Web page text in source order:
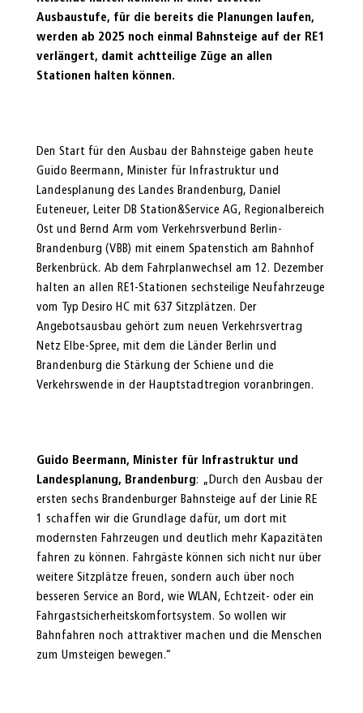
Ausbaustufe, für die bereits die Planungen laufen,
werden ab 2025 noch einmal Bahnsteige auf der RE1
verlängert, damit achtteilige Züge an allen
Stationen halten können.
Den Start für den Ausbau der Bahnsteige gaben heute
Guido Beermann, Minister für Infrastruktur und
Landesplanung des Landes Brandenburg, Daniel
Euteneuer, Leiter DB Station&Service AG, Regionalbereich
Ost und Bernd Arm vom Verkehrsverbund Berlin-
Brandenburg (VBB) mit einem Spatenstich am Bahnhof
Berkenbrück. Ab dem Fahrplanwechsel am 12. Dezember
halten an allen RE1-Stationen sechsteilige Neufahrzeuge
vom Typ Desiro HC mit 637 Sitzplätzen. Der
Angebotsausbau gehört zum neuen Verkehrsvertrag
Netz Elbe-Spree, mit dem die Länder Berlin und
Brandenburg die Stärkung der Schiene und die
Verkehrswende in der Hauptstadtregion voranbringen.
Guido Beermann, Minister für Infrastruktur und
Landesplanung, Brandenburg: „Durch den Ausbau der
ersten sechs Brandenburger Bahnsteige auf der Linie RE
1 schaffen wir die Grundlage dafür, um dort mit
modernsten Fahrzeugen und deutlich mehr Kapazitäten
fahren zu können. Fahrgäste können sich nicht nur über
weitere Sitzplätze freuen, sondern auch über noch
besseren Service an Bord, wie WLAN, Echtzeit- oder ein
Fahrgastsicherheitskomfortsystem. So wollen wir
Bahnfahren noch attraktiver machen und die Menschen
zum Umsteigen bewegen.“